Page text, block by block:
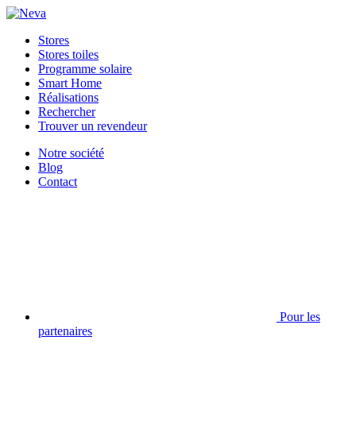
Stores
Stores toiles
Programme solaire
Smart Home
Réalisations
Rechercher
Trouver un revendeur
Notre société
Blog
Contact
Pour les
partenaires